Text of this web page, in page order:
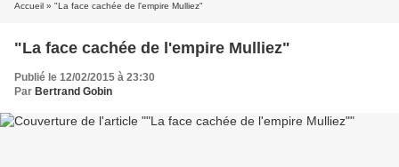
Accueil » "La face cachée de l'empire Mulliez"
"La face cachée de l'empire Mulliez"
Publié le 12/02/2015 à 23:30
Par Bertrand Gobin